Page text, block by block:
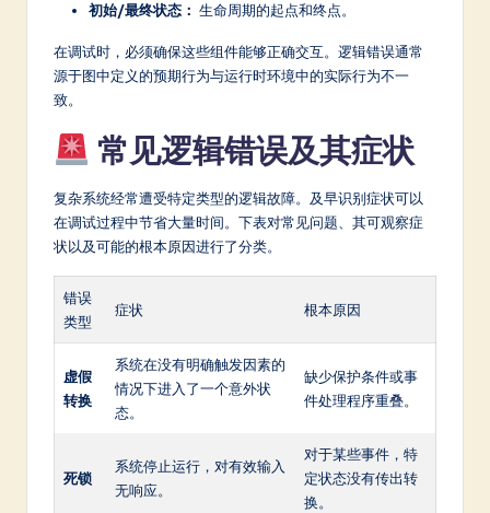
w
In
o
初始/最终状态： 生命周期的起点和终点。
在调试时，必须确保这些组件能够正确交互。逻辑错误通常
源于图中定义的预期行为与运行时环境中的实际行为不一
致。
常见逻辑错误及其症状
复杂系统经常遭受特定类型的逻辑故障。及早识别症状可以
在调试过程中节省大量时间。下表对常见问题、其可观察症
状以及可能的根本原因进行了分类。
错误
类型
症状 根本原因
虚假
转换
系统在没有明确触发因素的
情况下进入了一个意外状
态。
缺少保护条件或事
件处理程序重叠。
死锁
系统停止运行，对有效输入
无响应。
对于某些事件，特
定状态没有传出转
换。